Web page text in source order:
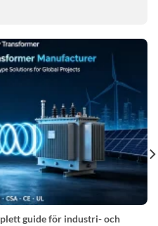
guide för industri- och